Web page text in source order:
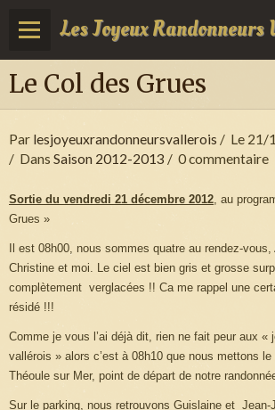
Le Col des Grues
Par lesjoyeuxrandonneursvallerois
Le 21/
Dans Saison 2012-2013 0 commentaire
Sortie du vendredi 21 décembre 2012 , au
Grues »
Il est 08h00, nous sommes quatre au rendez-vous,
Christine et moi. Le ciel est bien gris et grosse
complètement verglacées !! Ca me rappel une
résidé !!!
Comme je vous l’ai déjà dit, rien ne fait peur aux «
vallérois » alors c’est à 08h10 que nous mettons
Théoule sur Mer, point de départ de notre
Sur le parking, nous retrouvons Guislaine et Jean-